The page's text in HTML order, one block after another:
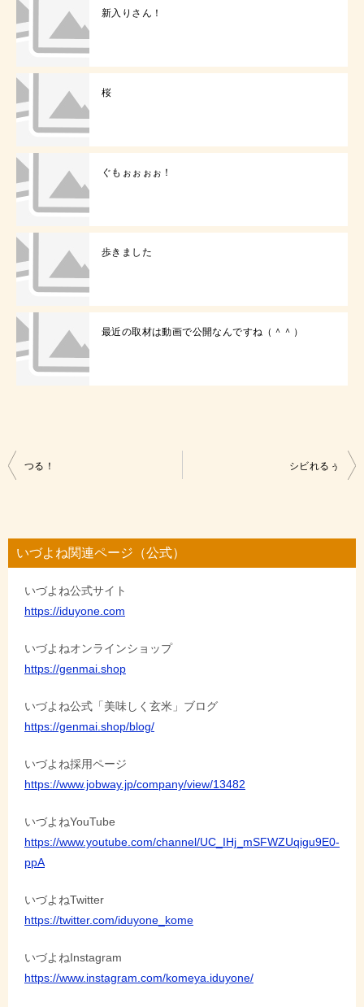
新入りさん！
桜
ぐもぉぉぉぉ！
歩きました
最近の取材は動画で公開なんですね（＾＾）
投
ビ
ゲ
つる！ シビれるぅ
いづよね関連ページ（公式）
いづよね公式サイト
https://iduyone.com
いづよねオンラインショップ
https://genmai.shop
いづよね公式「美味しく玄米」ブログ
https://genmai.shop/blog/
いづよね採用ページ
https://www.jobway.jp/company/view/13482
いづよねYouTube
https://www.youtube.com/channel/UC_IHj_mSFWZUqigu9E0-
ppA
いづよねTwitter
https://twitter.com/iduyone_kome
いづよねInstagram
https://www.instagram.com/komeya.iduyone/